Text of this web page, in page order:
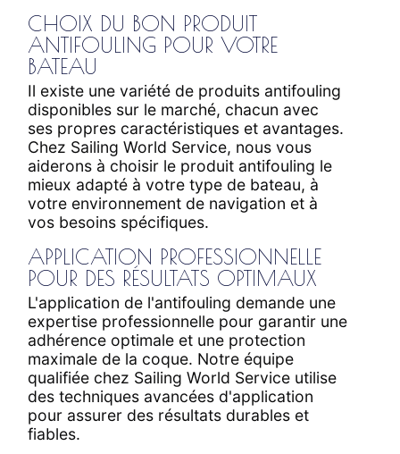
CHOIX DU BON PRODUIT
ANTIFOULING POUR VOTRE
BATEAU
Il existe une variété de produits antifouling
disponibles sur le marché, chacun avec
ses propres caractéristiques et avantages.
Chez Sailing World Service, nous vous
aiderons à choisir le produit antifouling le
mieux adapté à votre type de bateau, à
votre environnement de navigation et à
vos besoins spécifiques.
APPLICATION PROFESSIONNELLE
POUR DES RÉSULTATS OPTIMAUX
L'application de l'antifouling demande une
expertise professionnelle pour garantir une
adhérence optimale et une protection
maximale de la coque. Notre équipe
qualifiée chez Sailing World Service utilise
des techniques avancées d'application
pour assurer des résultats durables et
fiables.